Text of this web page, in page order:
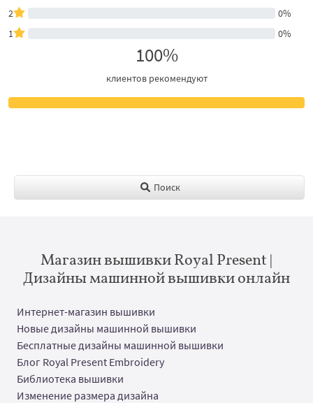
2
0%
1
0%
100%
клиентов рекомендуют
Поиск
Магазин вышивки Royal Present |
Дизайны машинной вышивки онлайн
Интернет-магазин вышивки
Новые дизайны машинной вышивки
Бесплатные дизайны машинной вышивки
Блог Royal Present Embroidery
Библиотека вышивки
Изменение размера дизайна